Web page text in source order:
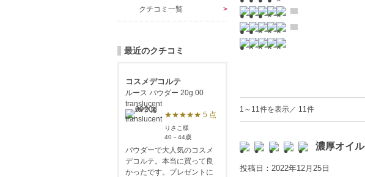
1～11件を表示／ 11件
濃厚オイル
投稿日：2022年12月25日
クチコミ一覧
最近のクチコミ
コスメデコルテ
ルース パウダー 20g 00
translucent
★★★★★ 5 点
りさこ様
40－44歳
パウダーで大人気のコスメ
デコルテ。本当に買って良
かったです。プレゼントに